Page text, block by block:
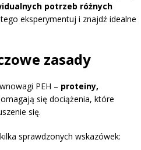
potrzeb różnych
eksperymentuj i znajdź idealne
zasady
PEH – proteiny,
się dociążenia, które
się.
sprawdzonych wskazówek: